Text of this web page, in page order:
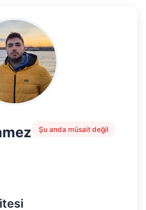
Şu anda müsait değil